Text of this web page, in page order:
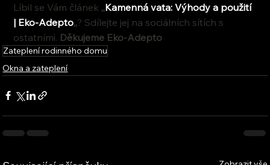
Líbil se Vám článek ,,Kamenná vata: Výhody a použití
| Eko-Adepto,,? Sdílejte jej na sociálních sítích s
ostatními. Děkujeme Eko-Adepto
Zateplení rodinného domu
Okna a zateplení